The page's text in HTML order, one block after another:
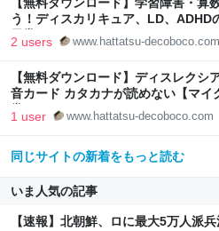
【無料ダウンロード】学習障害・算
う！ディスカリキュア、LD、ADHD
日常
2 users www.hattatsu-decoboco.com
【無料ダウンロード】ディスレクシ
音カード カタカナが読めない【マイ
常
1 user www.hattatsu-decoboco.com
同じサイトの新着をもっと読む
いま人気の記事
【速報】北朝鮮、ロに最大5万人派